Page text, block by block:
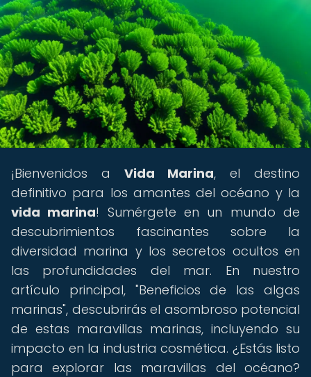
¡Bienvenidos a Vida Marina, el destino
definitivo para los amantes del océano y la
vida marina! Sumérgete en un mundo de
descubrimientos fascinantes sobre la
diversidad marina y los secretos ocultos en
las profundidades del mar. En nuestro
artículo principal, "Beneficios de las algas
marinas", descubrirás el asombroso potencial
de estas maravillas marinas, incluyendo su
impacto en la industria cosmética. ¿Estás listo
para explorar las maravillas del océano?